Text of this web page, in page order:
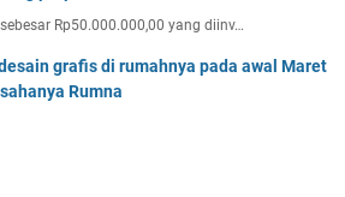
Rp50.000.000,00 yang diinv…
grafis di rumahnya pada awal Maret
Rumna